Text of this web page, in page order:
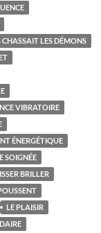
CHASSAIT LES DÉMONS
VIBRATOIRE
ÉNERGÉTIQUE
SOIGNÉE
BRILLER
LE PLAISIR